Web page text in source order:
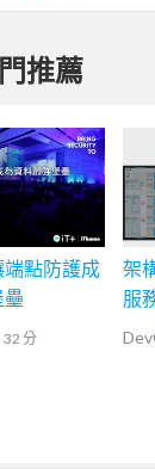
推薦
點防護成
32 分
架
服